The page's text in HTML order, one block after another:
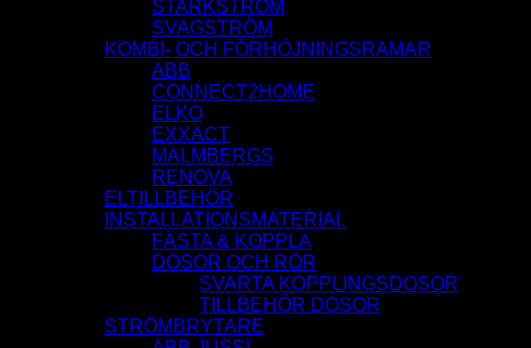
STARKSTRÖM
SVAGSTRÖM
KOMBI- OCH FÖRHÖJNINGSRAMAR
ABB
CONNECT2HOME
ELKO
EXXACT
MALMBERGS
RENOVA
ELTILLBEHÖR
INSTALLATIONSMATERIAL
FÄSTA & KOPPLA
DOSOR OCH RÖR
SVARTA KOPPLINGSDOSOR
TILLBEHÖR DOSOR
STRÖMBRYTARE